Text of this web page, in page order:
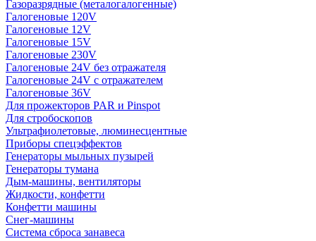
Газоразрядные (металогалогенные)
Галогеновые 120V
Галогеновые 12V
Галогеновые 15V
Галогеновые 230V
Галогеновые 24V без отражателя
Галогеновые 24V с отражателем
Галогеновые 36V
Для прожекторов PAR и Pinspot
Для стробоскопов
Ультрафиолетовые, люминесцентные
Приборы спецэффектов
Генераторы мыльных пузырей
Генераторы тумана
Дым-машины, вентиляторы
Жидкости, конфетти
Конфетти машины
Снег-машины
Система сброса занавеса